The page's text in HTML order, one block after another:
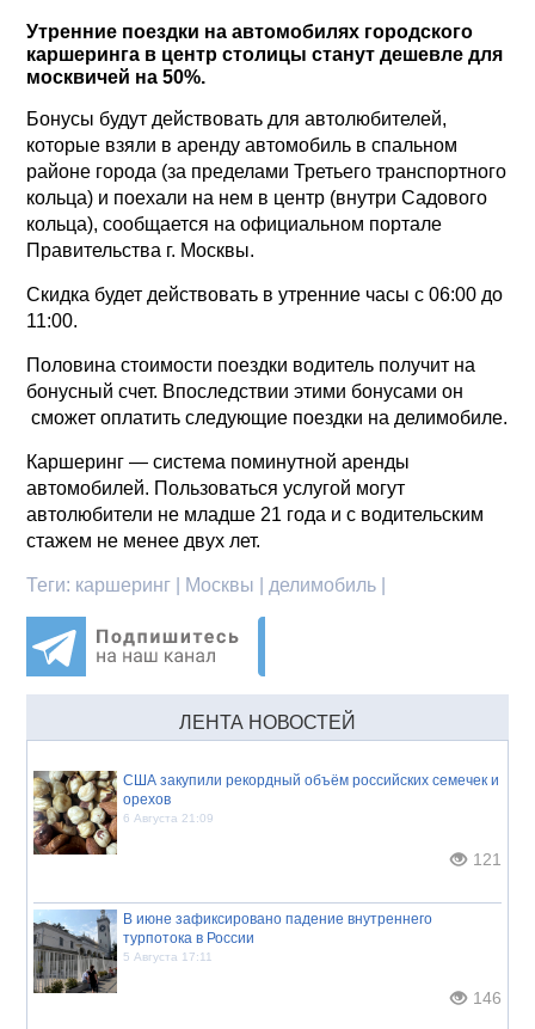
Утренние поездки на автомобилях городского
каршеринга в центр столицы станут дешевле для
москвичей на 50%.
Бонусы будут действовать для автолюбителей,
которые взяли в аренду автомобиль в спальном
районе города (за пределами Третьего транспортного
кольца) и поехали на нем в центр (внутри Садового
кольца), сообщается на официальном портале
Правительства г. Москвы.
Скидка будет действовать в утренние часы с 06:00 до
11:00.
Половина стоимости поездки водитель получит на
бонусный счет. Впоследствии этими бонусами он
сможет оплатить следующие поездки на делимобиле.
Каршеринг — система поминутной аренды
автомобилей. Пользоваться услугой могут
автолюбители не младше 21 года и с водительским
стажем не менее двух лет.
Теги: каршеринг | Москвы | делимобиль |
ЛЕНТА НОВОСТЕЙ
США закупили рекордный объём российских семечек и
орехов
6 Августа 21:09
121
В июне зафиксировано падение внутреннего
турпотока в России
5 Августа 17:11
146